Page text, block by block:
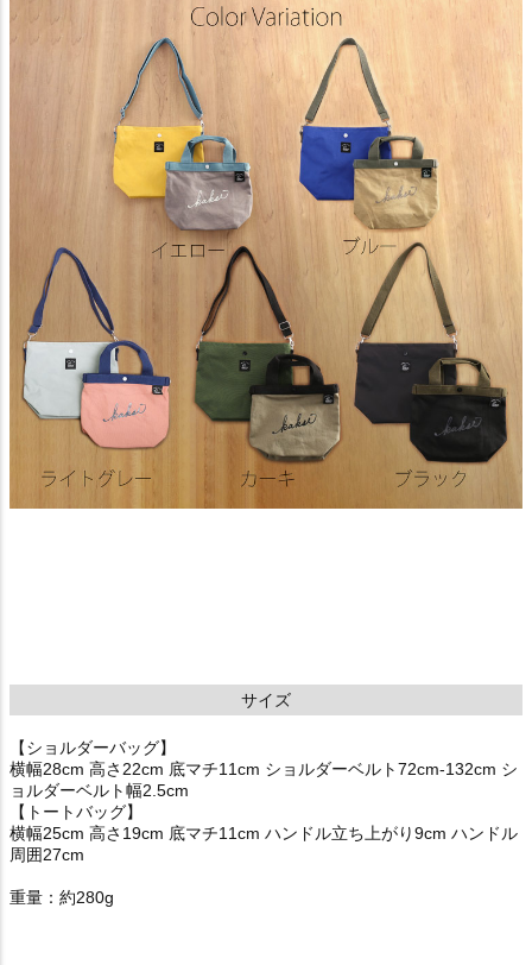
サイズ
【ショルダーバッグ】
横幅28cm 高さ22cm 底マチ11cm ショルダーベルト72cm-132cm シ
ョルダーベルト幅2.5cm
【トートバッグ】
横幅25cm 高さ19cm 底マチ11cm ハンドル立ち上がり9cm ハンドル
周囲27cm
重量：約280g